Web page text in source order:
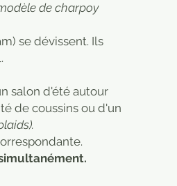
de charpoy
se dévissent. Ils
salon d'été autour
de coussins ou d'un